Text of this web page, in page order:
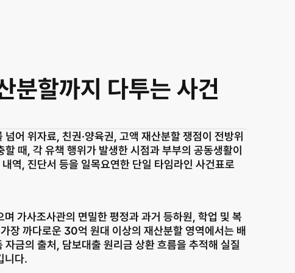
분할까지 다투는 사건
어 위자료, 친권·양육권, 고액 재산분할 쟁점이 전방위
때, 각 유책 행위가 발생한 시점과 부부의 공동생활이
역, 진단서 등을 일목요연한 단일 타임라인 사건표로
가사조사관의 면밀한 평정과 과거 등하원, 학업 및 복
장 까다로운 30억 원대 이상의 재산분할 영역에서는 배
금의 출처, 담보대출 원리금 상환 흐름을 추적해 실질
니다.